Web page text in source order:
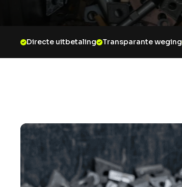
Directe uitbetaling Transparante weging